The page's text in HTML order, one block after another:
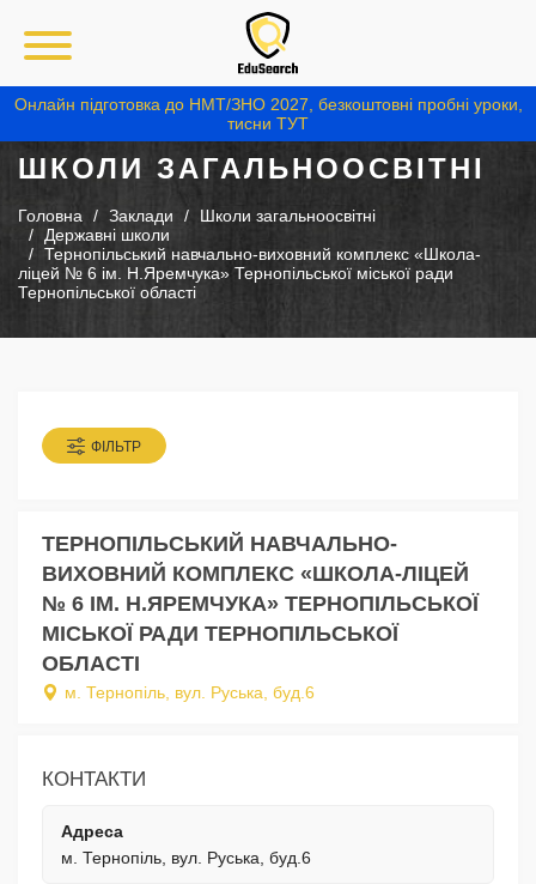
Онлайн підготовка до НМТ/ЗНО 2027, безкоштовні пробні уроки,
тисни ТУТ
ШКОЛИ ЗАГАЛЬНООСВІТНІ
Головна Заклади
Школи загальноосвітні
Державні школи
Тернопільський навчально-виховний комплекс «Школа-
ліцей № 6 ім. Н.Яремчука» Тернопільської міської ради
Тернопільської області
ФІЛЬТР
ТЕРНОПІЛЬСЬКИЙ НАВЧАЛЬНО-
ВИХОВНИЙ КОМПЛЕКС «ШКОЛА-ЛІЦЕЙ
№ 6 ІМ. Н.ЯРЕМЧУКА» ТЕРНОПІЛЬСЬКОЇ
МІСЬКОЇ РАДИ ТЕРНОПІЛЬСЬКОЇ
ОБЛАСТІ
м. Тернопіль, вул. Руська, буд.6
КОНТАКТИ
Адреса
м. Тернопіль, вул. Руська, буд.6